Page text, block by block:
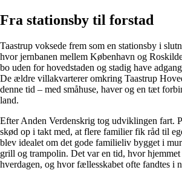
Fra stationsby til forstad
Taastrup voksede frem som en stationsby i
hvor jernbanen mellem København og
bo uden for hovedstaden og stadig have
De ældre villakvarterer omkring Taastrup
denne tid – med småhuse, haver og en tæt
land.
Efter Anden Verdenskrig tog udviklingen fart.
skød op i takt med, at flere familier fik råd til
blev idealet om det gode familieliv bygget i
grill og trampolin. Det var en tid, hvor
hverdagen, og hvor fællesskabet ofte fandtes i